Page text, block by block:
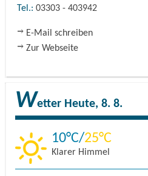
Tel.: 03303 - 403942
E-Mail schreiben
Zur Webseite
Wetter Heute, 8. 8.
10 25
Klarer Himmel